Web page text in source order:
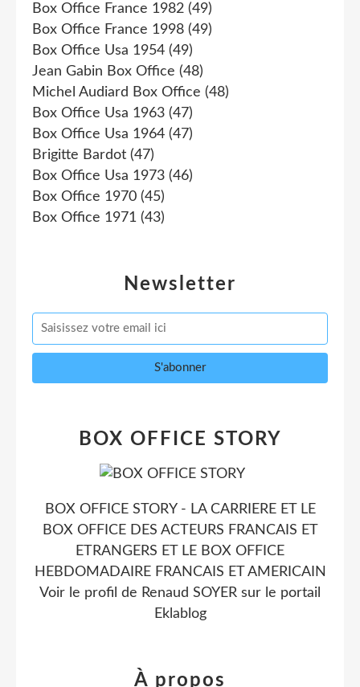
Newsletter
Box Office France 1982 (49)
Box Office France 1998 (49)
Box Office Usa 1954 (49)
Jean Gabin Box Office (48)
Michel Audiard Box Office (48)
Box Office Usa 1963 (47)
Box Office Usa 1964 (47)
Brigitte Bardot (47)
Box Office Usa 1973 (46)
Box Office 1970 (45)
Box Office 1971 (43)
BOX OFFICE STORY
BOX OFFICE STORY - LA CARRIERE ET LE
BOX OFFICE DES ACTEURS FRANCAIS ET
ETRANGERS ET LE BOX OFFICE
HEBDOMADAIRE FRANCAIS ET AMERICAIN
Voir le profil de Renaud SOYER sur le portail
Eklablog
À propos